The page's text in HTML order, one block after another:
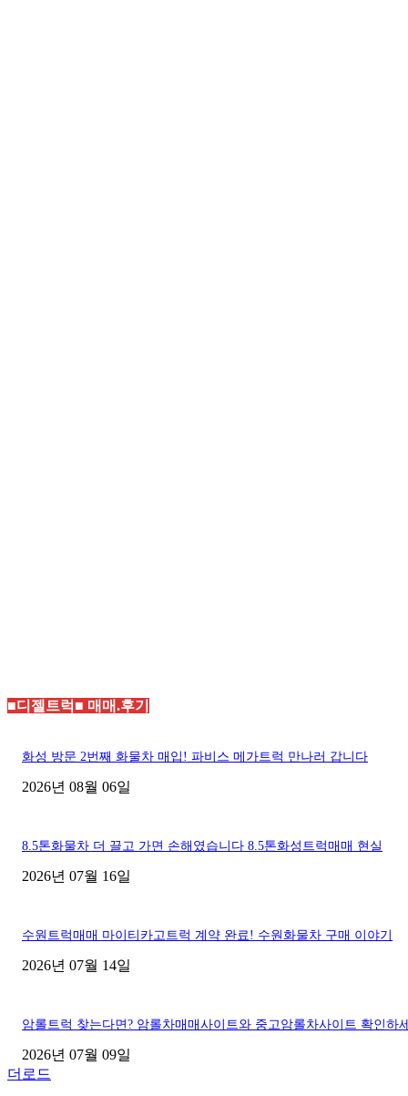
■디젤트럭■ 매매.후기
화성 방문 2번째 화물차 매입! 파비스 메가트럭 만나러 갑니다
2026년 08월 06일
8.5톤화물차 더 끌고 가면 손해였습니다 8.5톤화성트럭매매 현실
2026년 07월 16일
수원트럭매매 마이티카고트럭 계약 완료! 수원화물차 구매 이야기
2026년 07월 14일
암롤트럭 찾는다면? 암롤차매매사이트와 중고암롤차사이트 확인하
2026년 07월 09일
더로드